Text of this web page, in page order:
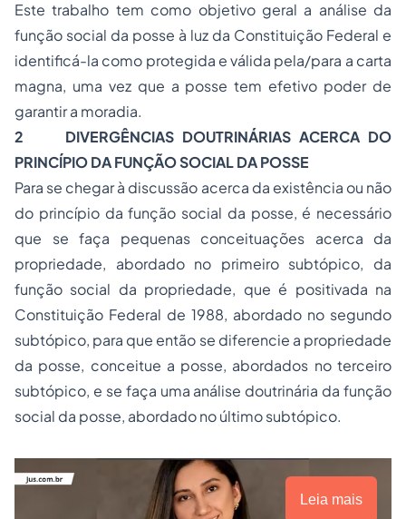
Este trabalho tem como objetivo geral a análise da
função social da posse à luz da Constituição Federal e
identificá-la como protegida e válida pela/para a carta
magna, uma vez que a posse tem efetivo poder de
garantir a moradia.
2 DIVERGÊNCIAS DOUTRINÁRIAS ACERCA DO
PRINCÍPIO DA FUNÇÃO SOCIAL DA POSSE
Para se chegar à discussão acerca da existência ou não
do princípio da função social da posse, é necessário
que se faça pequenas conceituações acerca da
propriedade, abordado no primeiro subtópico, da
função social da propriedade, que é positivada na
Constituição Federal de 1988, abordado no segundo
subtópico, para que então se diferencie a propriedade
da posse, conceitue a posse, abordados no terceiro
subtópico, e se faça uma análise doutrinária da função
social da posse, abordado no último subtópico.
Leia mais